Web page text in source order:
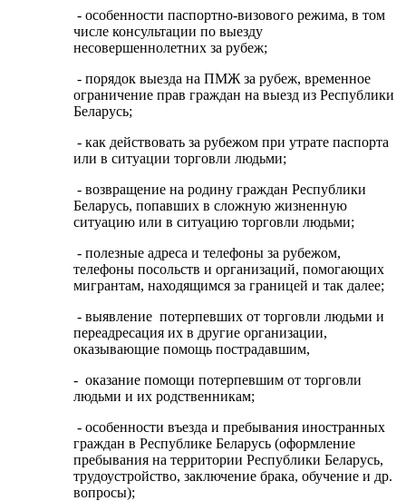
- особенности паспортно-визового режима, в том
числе консультации по выезду
несовершеннолетних за рубеж;
- порядок выезда на ПМЖ за рубеж, временное
ограничение прав граждан на выезд из Республики
Беларусь;
- как действовать за рубежом при утрате паспорта
или в ситуации торговли людьми;
- возвращение на родину граждан Республики
Беларусь, попавших в сложную жизненную
ситуацию или в ситуацию торговли людьми;
- полезные адреса и телефоны за рубежом,
телефоны посольств и организаций, помогающих
мигрантам, находящимся за границей и так далее;
- выявление потерпевших от торговли людьми и
переадресация их в другие организации,
оказывающие помощь пострадавшим,
- оказание помощи потерпевшим от торговли
людьми и их родственникам;
- особенности въезда и пребывания иностранных
граждан в Республике Беларусь (оформление
пребывания на территории Республики Беларусь,
трудоустройство, заключение брака, обучение и др.
вопросы);